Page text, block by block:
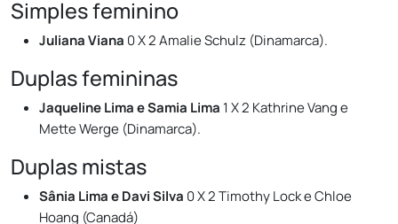
Simples feminino
Juliana Viana 0 X 2 Amalie Schulz (Dinamarca).
Duplas femininas
Jaqueline Lima e Samia Lima 1 X 2 Kathrine Vang e
Mette Werge (Dinamarca).
Duplas mistas
Sânia Lima e Davi Silva 0 X 2 Timothy Lock e Chloe
Hoang (Canadá)